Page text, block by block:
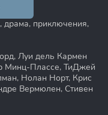
драма, приключения,
Луи дель Кармен
Минц-Плассе, ТиДжей
Нолан Норт, Крис
Вермюлен, Стивен